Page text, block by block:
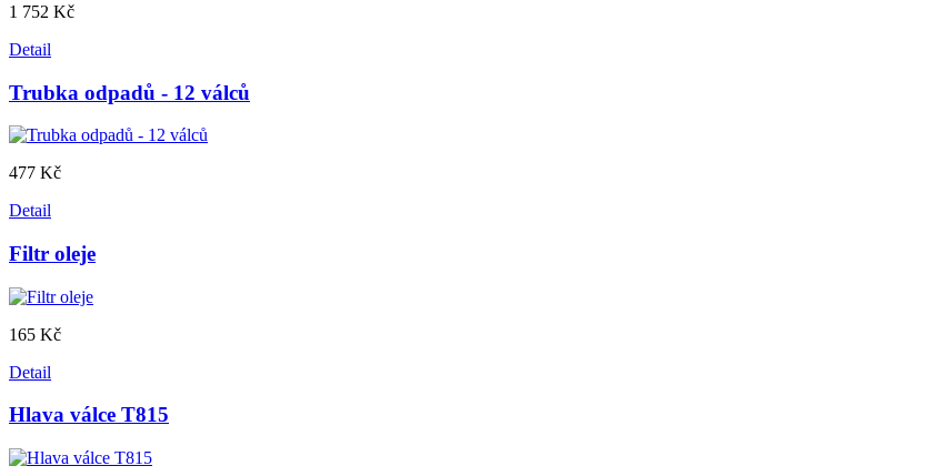
1 752 Kč
Detail
Trubka odpadů - 12 válců
477 Kč
Detail
Filtr oleje
165 Kč
Detail
Hlava válce T815